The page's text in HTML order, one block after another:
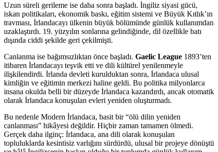
Uzun süreli gerileme ise daha sonra başladı. İngiliz siyasi gücü,
iskan politikaları, ekonomik baskı, eğitim sistemi ve Büyük Kıtlık’ın
travması, İrlandacayı ülkenin büyük bölümünde günlük kullanımdan
uzaklaştırdı. 19. yüzyılın sonlarına gelindiğinde, dil özellikle batı
dışında ciddi şekilde geri çekilmişti.
Canlanma ise bağımsızlıktan önce başladı. Gaelic League 1893’ten
itibaren İrlandacayı teşvik etti ve dili kültürel yenilenmeyle
ilişkilendirdi. İrlanda devleti kurulduktan sonra, İrlandaca ulusal
kimliğin ve eğitimin merkezi haline geldi. Bu politika milyonlarca
insana okulda belli bir düzeyde İrlandaca kazandırdı, ancak otomatik
olarak İrlandaca konuşulan evleri yeniden oluşturmadı.
Bu nedenle Modern İrlandaca, basit bir “ölü dilin yeniden
canlanması” hikâyesi değildir. Hiçbir zaman tamamen ölmedi.
Gerçek daha ilginç: İrlandaca, ana dili olarak konuşulan
topluluklarda kesintisiz varlığını sürdürdü, ulusal bir projeye dönüştü